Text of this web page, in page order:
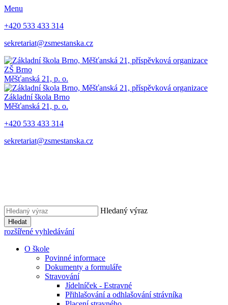
Menu
+420 533 433 314
sekretariat@zsmestanska.cz
ZŠ Brno
Měšťanská 21, p. o.
Základní škola Brno
Měšťanská 21, p. o.
+420 533 433 314
sekretariat@zsmestanska.cz
Hledaný výraz
Hledat
rozšířené vyhledávání
O škole
Povinné informace
Dokumenty a formuláře
Stravování
Jídelníček - Estravné
Přihlašování a odhlašování strávníka